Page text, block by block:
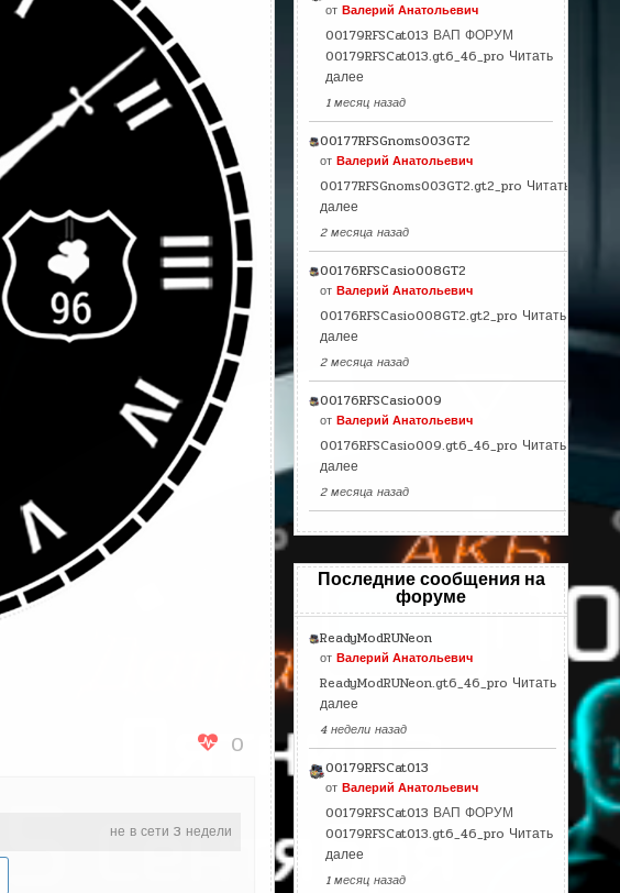
0
не в сети 3 недели
от Валерий Анатольевич
00179RFSCat013 ВАП ФОРУМ
00179RFSCat013.gt6_46_pro Читать
далее
1 месяц назад
00177RFSGnoms003GT2
от Валерий Анатольевич
00177RFSGnoms003GT2.gt2_pro Читать
далее
2 месяца назад
00176RFSCasio008GT2
от Валерий Анатольевич
00176RFSCasio008GT2.gt2_pro Читать
далее
2 месяца назад
00176RFSCasio009
от Валерий Анатольевич
00176RFSCasio009.gt6_46_pro Читать
далее
2 месяца назад
Последние сообщения на
форуме
ReadyModRUNeon
от Валерий Анатольевич
ReadyModRUNeon.gt6_46_pro Читать
далее
4 недели назад
00179RFSCat013
от Валерий Анатольевич
00179RFSCat013 ВАП ФОРУМ
00179RFSCat013.gt6_46_pro Читать
далее
1 месяц назад